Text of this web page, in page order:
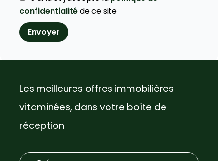
confidentialitéde ce site
Envoyer
Les meilleures offres immobilières
vitaminées, dans votre boîte de
réception